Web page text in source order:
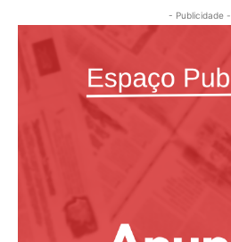
- Publicidade -